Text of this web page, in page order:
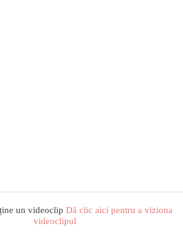
un videoclip Dă clic aici pentru a viziona
videoclipul